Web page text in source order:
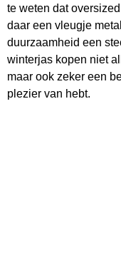
te weten dat
daar een vleugje
duurzaamheid een
winterjas kopen niet
maar ook zeker een
plezier van hebt.